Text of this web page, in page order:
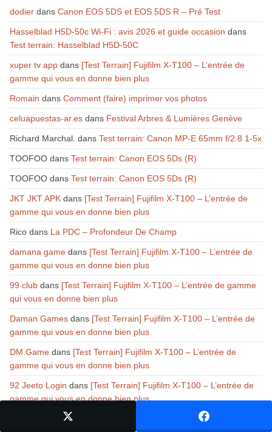
dodierdans Canon EOS 5DS et EOS 5DS R – Pré Test
Hasselblad H5D-50c Wi-Fi : avis 2026 et guide occasion dans
Test terrain: Hasselblad H5D-50C
xuper tv appdans [Test Terrain] Fujifilm X-T100 – L’entrée de
gamme qui vous en donne bien plus
Romain dans Comment (faire) imprimer vos photos
celuapuestas-ar.esdans Festival Arbres & Lumières Genève
Richard Marchal. dans Test terrain: Canon MP-E 65mm f/2.8 1-5x
TOOFOOdans Test terrain: Canon EOS 5Ds (R)
TOOFOOdans Test terrain: Canon EOS 5Ds (R)
JKT JKT APKdans [Test Terrain] Fujifilm X-T100 – L’entrée de
gamme qui vous en donne bien plus
Ricodans La PDC – Profondeur De Champ
damana gamedans [Test Terrain] Fujifilm X-T100 – L’entrée de
gamme qui vous en donne bien plus
99 clubdans [Test Terrain] Fujifilm X-T100 – L’entrée de gamme
qui vous en donne bien plus
Daman Gamesdans [Test Terrain] Fujifilm X-T100 – L’entrée de
gamme qui vous en donne bien plus
DM Gamedans [Test Terrain] Fujifilm X-T100 – L’entrée de
gamme qui vous en donne bien plus
92 Jeeto Login dans [Test Terrain] Fujifilm X-T100 – L’entrée de
gamme qui vous en donne bien plus